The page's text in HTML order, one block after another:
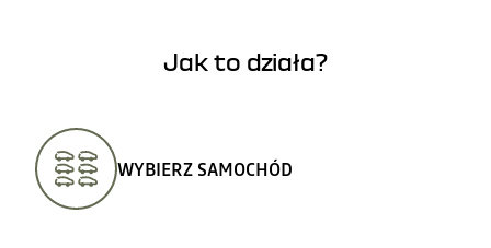
Jak to działa?
WYBIERZ SAMOCHÓD